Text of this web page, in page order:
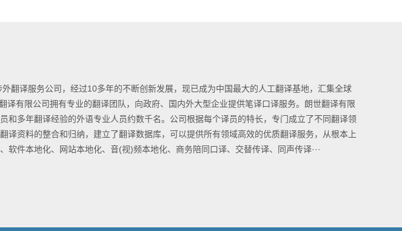
翻译服务公司，经过10多年的不断创新发展，现已成为中国最大的人工翻译基地，汇集全球
有限公司拥有专业的翻译团队，向政府、国内外大型企业提供笔译口译服务。朗世翻译有限
和多年翻译经验的外语专业人员约数千名。公司根据每个译员的特长，专门成立了不同翻译领
译资料的整合和归纳，建立了翻译数据库，可以提供所有领域高效的优质翻译服务，从根本上
件本地化、网站本地化、音(视)频本地化、商务陪同口译、交替传译、同声传译···